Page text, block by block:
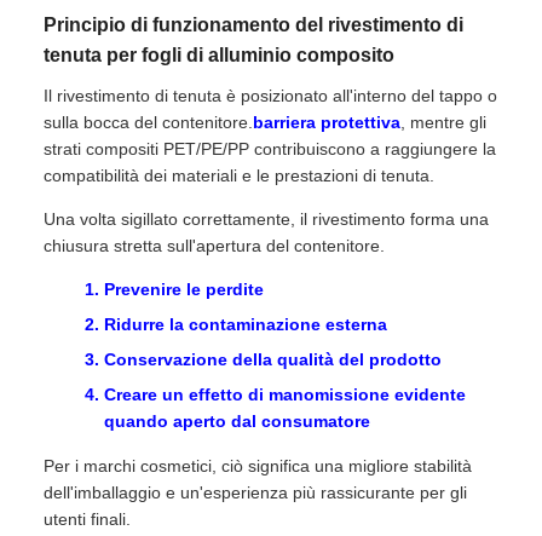
Principio di funzionamento del rivestimento di
tenuta per fogli di alluminio composito
Il rivestimento di tenuta è posizionato all'interno del tappo o
sulla bocca del contenitore. barriera protettiva , mentre gli
strati compositi PET/PE/PP contribuiscono a raggiungere la
compatibilità dei materiali e le prestazioni di tenuta.
Una volta sigillato correttamente, il rivestimento forma una
chiusura stretta sull'apertura del contenitore.
Prevenire le perdite
Ridurre la contaminazione esterna
Conservazione della qualità del prodotto
Creare un effetto di manomissione evidente
quando aperto dal consumatore
Per i marchi cosmetici, ciò significa una migliore stabilità
dell'imballaggio e un'esperienza più rassicurante per gli
utenti finali.